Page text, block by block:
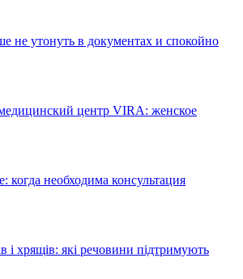
не утонуть в документах и спокойно
центр VIRA: женское
когда необходима консультация
і хрящів: які речовини підтримують